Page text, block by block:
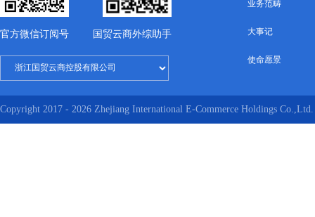
官方微信订阅号 国贸云商外综助手
业务范畴
大事记
使命愿景
Copyright 2017 - 2026 Zhejiang International E-Commerce Holdings